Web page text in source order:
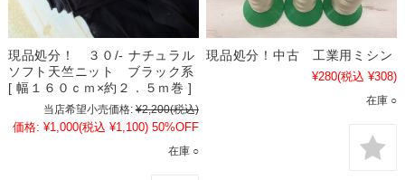
現品処分！ ３０/- ナチュラル
ソフト天竺ニット ブラック系
[ 幅１６０ｃｍ×約２．５ｍ巻 ]
当店希望小売価格: ¥2,200(税込)
価格: ¥1,000(税込 ¥1,100) 50%OFF
在庫 ○
現品処分！中古 工業用ミシン
¥280(税込 ¥308)
在庫 ○